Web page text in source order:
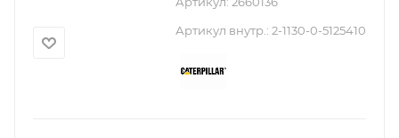
Артикул внутр.: 2-1130-0-5125410